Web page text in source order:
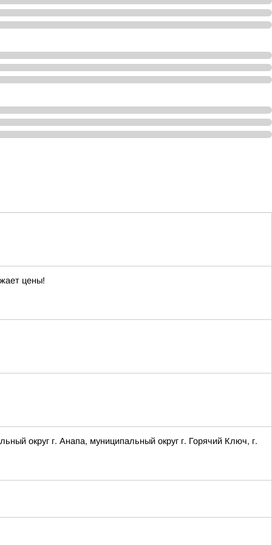
цены!
округ г. Анапа, муниципальный округ г. Горячий Ключ, г.